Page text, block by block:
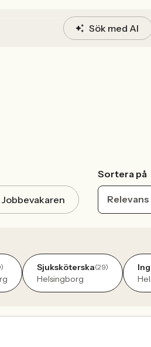
Sök med AI
Jobbevakaren
Sortera på
Relevans
Sjuksköterska(29)
Helsingborg